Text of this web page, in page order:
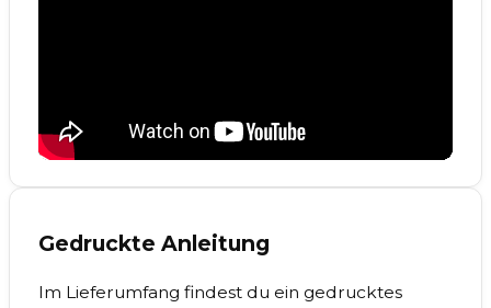
Gedruckte Anleitung
Im Lieferumfang findest du ein gedrucktes